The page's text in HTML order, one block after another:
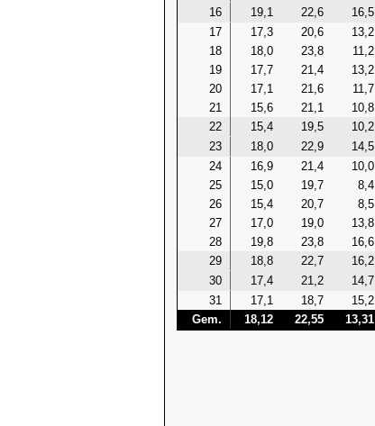
16
19,1 22,6 16,5
17
17,3 20,6 13,2
18
18,0 23,8 11,2
19
17,7 21,4 13,2
20
17,1 21,6 11,7
21
15,6 21,1 10,8
22
15,4 19,5 10,2
23
18,0 22,9 14,5
24
16,9 21,4 10,0
25
15,0 19,7 8,4
26
15,4 20,7 8,5
27
17,0 19,0 13,8
28
19,8 23,8 16,6
29
18,8 22,7 16,2
30
17,4 21,2 14,7
31
17,1 18,7 15,2
Gem.
18,12 22,55 13,31